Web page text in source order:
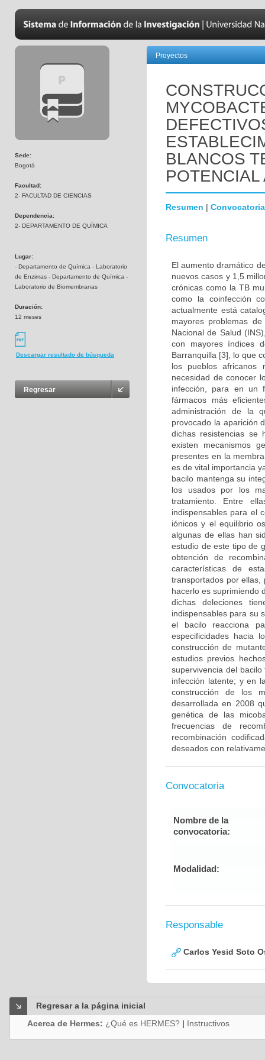
Sede:
Bogotá
Facultad:
2- FACULTAD DE CIENCIAS
Dependencia:
2- DEPARTAMENTO DE QUÍMICA
Lugar:
- Departamento de Química - Laboratorio
de Enzimas - Departamento de Química -
Laboratorio de Biomembranas
Duración:
12 meses
Descargar resultado de búsqueda
Regresar
Proyectos
BLANCOS
Resumen | Convocatoria
Resumen
El aumento dramático
nuevos casos y 1,5
crónicas como la TB
como la coinfección
actualmente está
mayores problemas
Nacional de Salud
con mayores índices
Barranquilla [3], lo que
los pueblos africanos
necesidad de conocer
infección, para en un
fármacos más
administración de la
provocado la aparición
dichas resistencias se
existen mecanismos
presentes en la
es de vital importancia
bacilo mantenga su
los usados por los
tratamiento. Entre
indispensables para el
iónicos y el equilibrio
algunas de ellas han
estudio de este tipo de
obtención de
características de
transportados por ellas,
hacerlo es suprimiendo
dichas deleciones
indispensables para su
el bacilo reacciona
especificidades hacia
construcción de
estudios previos
supervivencia del
infección latente; y en
construcción de los
desarrollada en 2008
genética de las
frecuencias de
recombinación
deseados con
Convocatoria
Nombre de la
convocatoria:
Modalidad:
Responsable
Carlos Yesid Soto
Regresar a la página inicial
Acerca de Hermes: ¿Qué es HERMES? | Instructivos